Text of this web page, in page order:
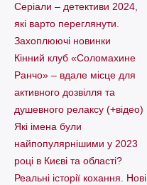
Серіали – детективи 2024,
які варто пеpеглянути.
Захоплюючі новинки
Кінний клуб «Соломахине
Ранчо» – вдале місце для
активного дозвілля та
душевного релаксу (+відео)
Які імена були
найпопулярнішими у 2023
році в Києві та області?
Реальні історії кохання. Нові